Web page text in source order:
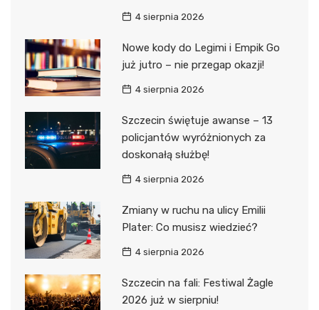
4 sierpnia 2026
Nowe kody do Legimi i Empik Go
już jutro – nie przegap okazji!
4 sierpnia 2026
Szczecin świętuje awanse – 13
policjantów wyróżnionych za
doskonałą służbę!
4 sierpnia 2026
Zmiany w ruchu na ulicy Emilii
Plater: Co musisz wiedzieć?
4 sierpnia 2026
Szczecin na fali: Festiwal Żagle
2026 już w sierpniu!